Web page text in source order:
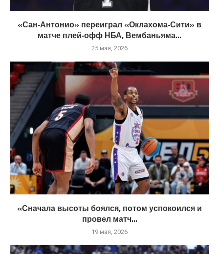
«Сан‑Антонио» переиграл «Оклахома‑Сити» в
матче плей‑офф НБА, Вембаньяма...
25 мая, 2026
«Сначала высоты боялся, потом успокоился и
провел матч...
19 мая, 2026